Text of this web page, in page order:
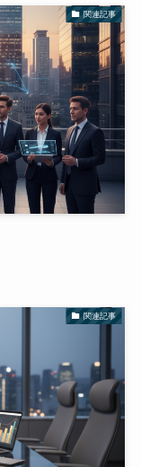
関連記事
関連記事